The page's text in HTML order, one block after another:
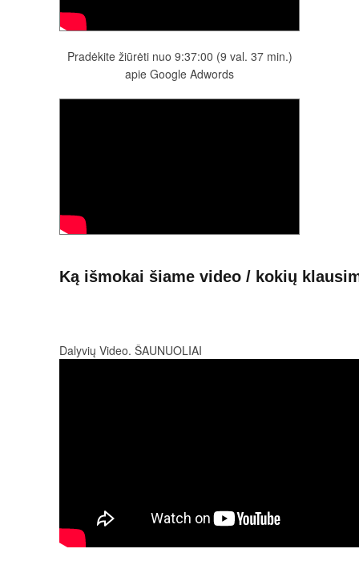
Pradėkite žiūrėti nuo 9:37:00 (9 val. 37 min.)
apie Google Adwords
Ką išmokai šiame video / kokių
Dalyvių Video. ŠAUNUOLIAI